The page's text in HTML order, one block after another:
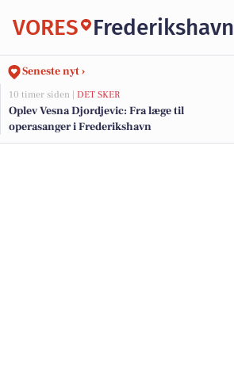
VORES Frederikshavn
Seneste nyt ›
10 timer siden | DET SKER
Oplev Vesna Djordjevic: Fra læge til
operasanger i Frederikshavn